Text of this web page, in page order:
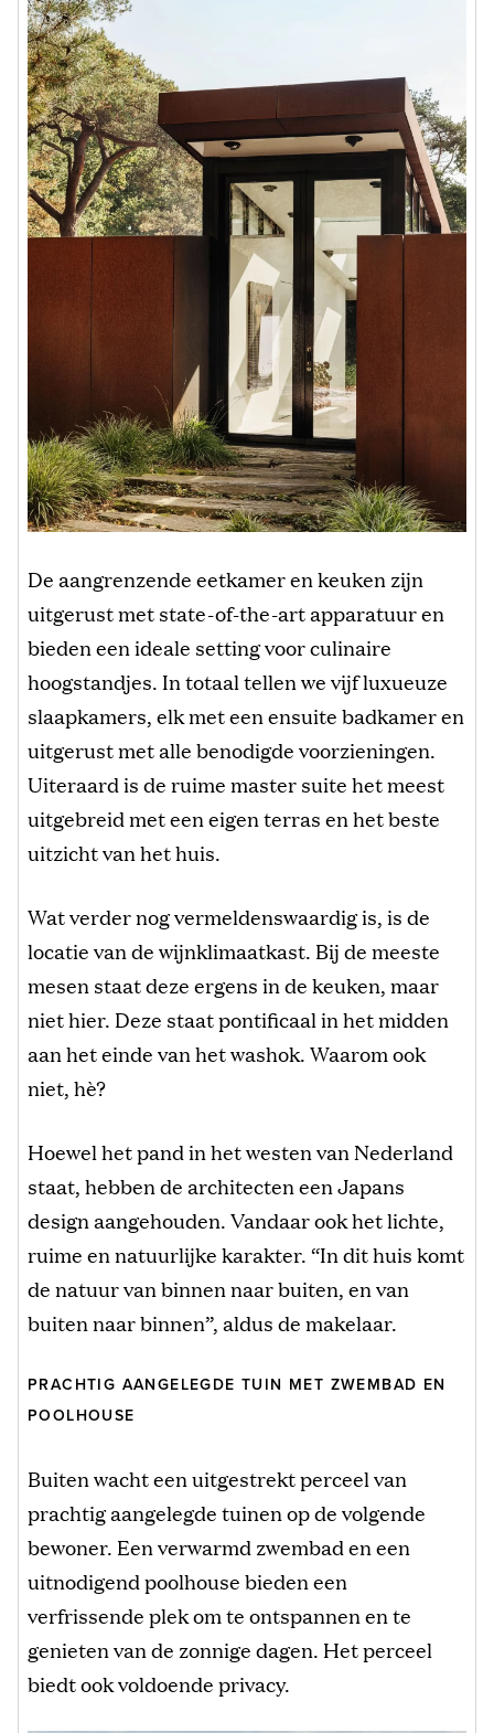
De aangrenzende eetkamer en keuken zijn
uitgerust met state-of-the-art apparatuur en
bieden een ideale setting voor culinaire
hoogstandjes. In totaal tellen we vijf luxueuze
slaapkamers, elk met een ensuite badkamer en
uitgerust met alle benodigde voorzieningen.
Uiteraard is de ruime master suite het meest
uitgebreid met een eigen terras en het beste
uitzicht van het huis.
Wat verder nog vermeldenswaardig is, is de
locatie van de wijnklimaatkast. Bij de meeste
mesen staat deze ergens in de keuken, maar
niet hier. Deze staat pontificaal in het midden
aan het einde van het washok. Waarom ook
niet, hè?
Hoewel het pand in het westen van Nederland
staat, hebben de architecten een Japans
design aangehouden. Vandaar ook het lichte,
ruime en natuurlijke karakter. “In dit huis komt
de natuur van binnen naar buiten, en van
buiten naar binnen”, aldus de makelaar.
PRACHTIG AANGELEGDE TUIN MET ZWEMBAD EN
POOLHOUSE
Buiten wacht een uitgestrekt perceel van
prachtig aangelegde tuinen op de volgende
bewoner. Een verwarmd zwembad en een
uitnodigend poolhouse bieden een
verfrissende plek om te ontspannen en te
genieten van de zonnige dagen. Het perceel
biedt ook voldoende privacy.